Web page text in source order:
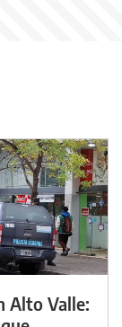
Alto Valle: